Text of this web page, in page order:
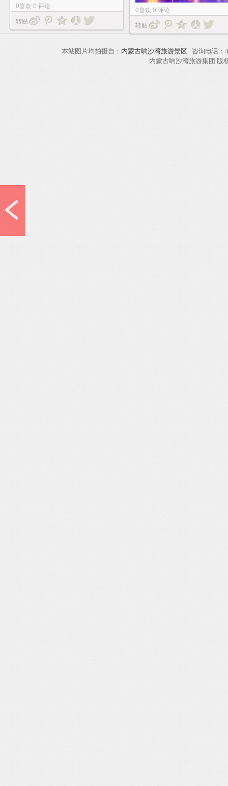
0喜欢 0 评论
转贴
0喜欢 0 评论
转贴
本站图片均拍摄自： 内蒙古响沙湾旅游景区 咨询电话
内蒙古响沙湾旅游集团